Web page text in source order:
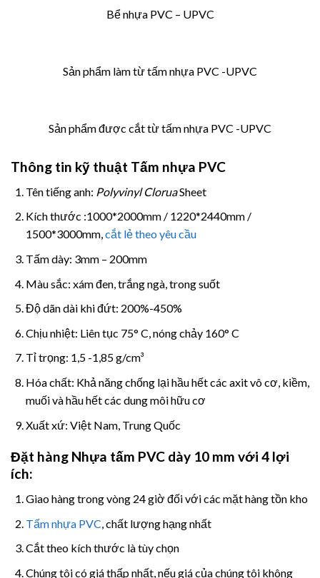
Bể nhựa PVC – UPVC
Sản phẩm làm từ tấm nhựa PVC -UPVC
Sản phẩm được cắt từ tấm nhựa PVC -UPVC
Thông tin kỹ thuật Tấm nhựa PVC
Tên tiếng anh: Polyvinyl CloruaSheet
Kích thước :1000*2000mm / 1220*2440mm /
1500*3000mm,cắt lẻ theo yêu cầu
Tấm dày: 3mm – 200mm
Màu sắc: xám đen, trắng ngà, trong suốt
Độ dãn dài khi đứt: 200%-450%
Chịu nhiệt: Liên tục 75° C, nóng chảy 160° C
Tỉ trọng: 1,5 -1,85 g/cm³
Hóa chất: Khả năng chống lại hầu hết các axit vô cơ, kiềm,
muối và hầu hết các dung môi hữu cơ
Xuất xứ: Việt Nam, Trung Quốc
Đặt hàng Nhựa tấm PVC dày 10 mm với 4 lợi
ích:
Giao hàng trong vòng 24 giờ đối với các mặt hàng tồn kho
Tấm nhựa PVC , chất lượng hạng nhất
Cắt theo kích thước là tùy chọn
Chúng tôi có giá thấp nhất, nếu giá của chúng tôi không